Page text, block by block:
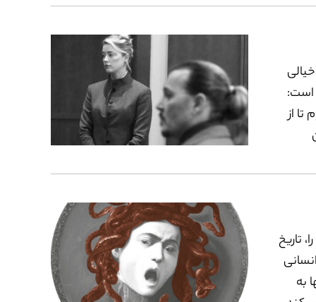
را به
به
است:
از
ولِ بیش
تاریخ
به